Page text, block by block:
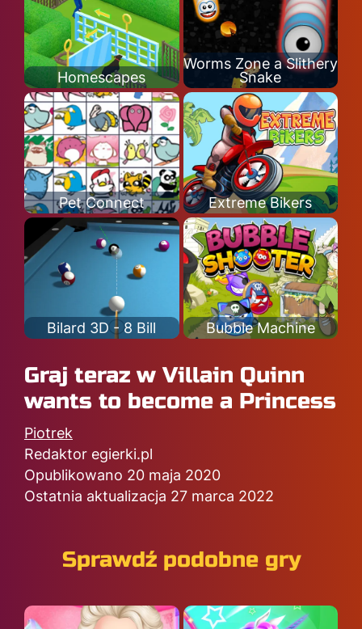
Homescapes
Worms Zone a Slithery
Snake
Pet Connect Extreme Bikers
Bilard 3D - 8 Bill Bubble Machine
Graj teraz w Villain Quinn
wants to become a Princess
Piotrek
Redaktor egierki.pl
Opublikowano 20 maja 2020
Ostatnia aktualizacja 27 marca 2022
Sprawdź podobne gry